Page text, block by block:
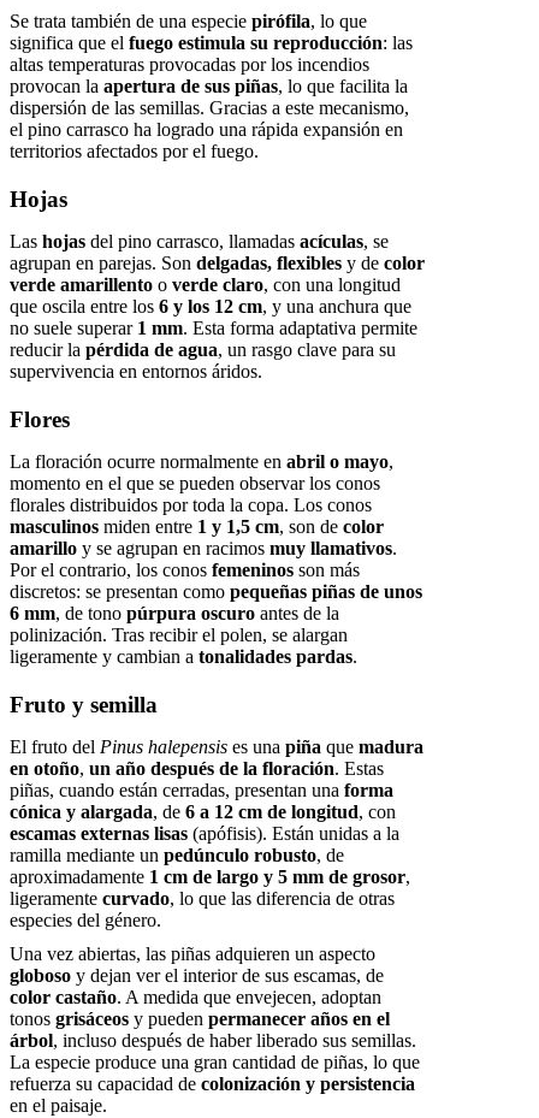
Se trata también de una especie pirófila, lo que
significa que el fuego estimula su reproducción: las
altas temperaturas provocadas por los incendios
provocan la apertura de sus piñas, lo que facilita la
dispersión de las semillas. Gracias a este mecanismo,
el pino carrasco ha logrado una rápida expansión en
territorios afectados por el fuego.
Hojas
Las hojas del pino carrasco, llamadas acículas, se
agrupan en parejas. Son delgadas, flexibles y de color
verde amarillento o verde claro, con una longitud
que oscila entre los 6 y los 12 cm, y una anchura que
no suele superar 1 mm. Esta forma adaptativa permite
reducir la pérdida de agua, un rasgo clave para su
supervivencia en entornos áridos.
Flores
La floración ocurre normalmente en abril o mayo,
momento en el que se pueden observar los conos
florales distribuidos por toda la copa. Los conos
masculinos miden entre 1 y 1,5 cm, son de color
amarillo y se agrupan en racimos muy llamativos.
Por el contrario, los conos femeninos son más
discretos: se presentan como pequeñas piñas de unos
6 mm, de tono púrpura oscuro antes de la
polinización. Tras recibir el polen, se alargan
ligeramente y cambian a tonalidades pardas.
Fruto y semilla
El fruto del Pinus halepensis es una piña que madura
en otoño, un año después de la floración. Estas
piñas, cuando están cerradas, presentan una forma
cónica y alargada, de 6 a 12 cm de longitud, con
escamas externas lisas (apófisis). Están unidas a la
ramilla mediante un pedúnculo robusto, de
aproximadamente 1 cm de largo y 5 mm de grosor,
ligeramente curvado, lo que las diferencia de otras
especies del género.
Una vez abiertas, las piñas adquieren un aspecto
globoso y dejan ver el interior de sus escamas, de
color castaño. A medida que envejecen, adoptan
tonos grisáceos y pueden permanecer años en el
árbol, incluso después de haber liberado sus semillas.
La especie produce una gran cantidad de piñas, lo que
refuerza su capacidad de colonización y persistencia
en el paisaje.